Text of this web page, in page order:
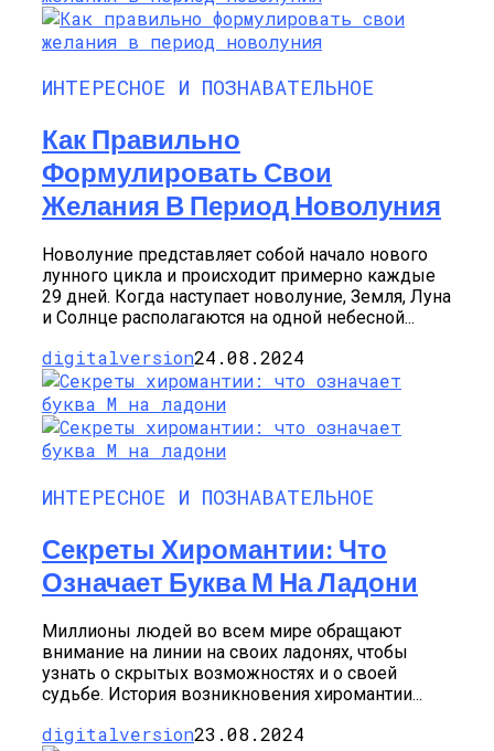
ИНТЕРЕСНОЕ И ПОЗНАВАТЕЛЬНОЕ
Как Правильно
Формулировать Свои
Желания В Период Новолуния
Новолуние представляет собой начало нового
лунного цикла и происходит примерно каждые
29 дней. Когда наступает новолуние, Земля, Луна
и Солнце располагаются на одной небесной...
digitalversion24.08.2024
ИНТЕРЕСНОЕ И ПОЗНАВАТЕЛЬНОЕ
Секреты Хиромантии: Что
Означает Буква М На Ладони
Миллионы людей во всем мире обращают
внимание на линии на своих ладонях, чтобы
узнать о скрытых возможностях и о своей
судьбе. История возникновения хиромантии...
digitalversion23.08.2024